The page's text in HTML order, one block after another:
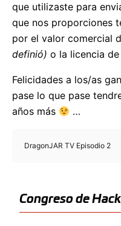
que utilizaste para
que nos proporciones
por el valor comercial
definió) o la licencia de
Felicidades a los/as
pase lo que pase
años más
…
DragonJAR TV Episodio 2
Congreso de